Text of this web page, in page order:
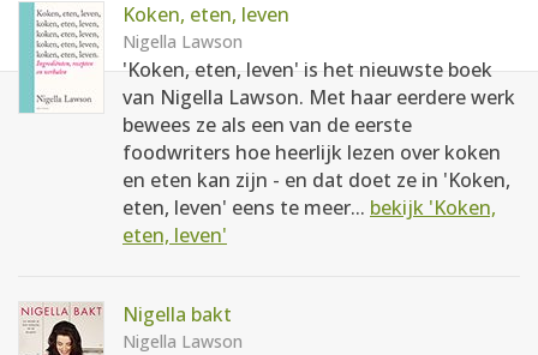
Koken, eten, leven
Nigella Lawson
'Koken, eten, leven' is het nieuwste boek
van Nigella Lawson. Met haar eerdere werk
bewees ze als een van de eerste
foodwriters hoe heerlijk lezen over koken
en eten kan zijn - en dat doet ze in 'Koken,
eten, leven' eens te meer... bekijk 'Koken,
eten, leven'
Nigella bakt
Nigella Lawson